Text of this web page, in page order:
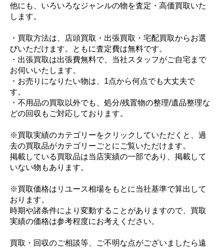
他にも、いろいろなジャンルの物を査定・高価買取いた
します。
・買取方法は、店頭買取・出張買取・宅配買取からお選
びいただけます。ともに査定費は無料です。
・出張買取は出張費無料で、当社スタッフがご自宅まで
お伺いいたします。
・お売りになりたい物は、1点から何点でも大丈夫で
す。
・不用品の買取以外でも、処分/残置物の整理/遺品整理な
どの回収もご対応しております。
※買取実績のカテゴリーをクリックしていただくと、過
去の買取品がカテゴリーごとにご覧いただけます。
掲載している買取品は当店実績の一部であり、掲載して
いない物もあります。
※買取価格はリユース相場をもとに当社基準で算出して
おります。
時期や諸条件により変動することがありますので、買取
実績の価格は参考程度にお考えください。
買取・回収のご相談等、ご不明な点がございましたら遠